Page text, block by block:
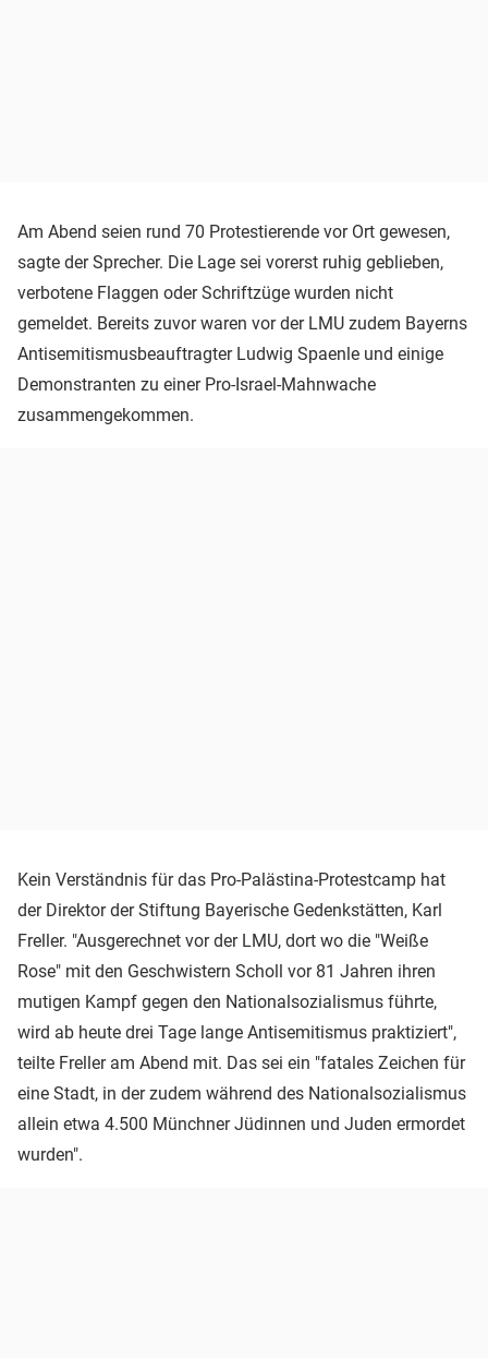
Am Abend seien rund 70 Protestierende vor Ort gewesen,
sagte der Sprecher. Die Lage sei vorerst ruhig geblieben,
verbotene Flaggen oder Schriftzüge wurden nicht
gemeldet. Bereits zuvor waren vor der LMU zudem Bayerns
Antisemitismusbeauftragter Ludwig Spaenle und einige
Demonstranten zu einer Pro-Israel-Mahnwache
zusammengekommen.
Kein Verständnis für das Pro-Palästina-Protestcamp hat
der Direktor der Stiftung Bayerische Gedenkstätten, Karl
Freller. "Ausgerechnet vor der LMU, dort wo die "Weiße
Rose" mit den Geschwistern Scholl vor 81 Jahren ihren
mutigen Kampf gegen den Nationalsozialismus führte,
wird ab heute drei Tage lange Antisemitismus praktiziert",
teilte Freller am Abend mit. Das sei ein "fatales Zeichen für
eine Stadt, in der zudem während des Nationalsozialismus
allein etwa 4.500 Münchner Jüdinnen und Juden ermordet
wurden".